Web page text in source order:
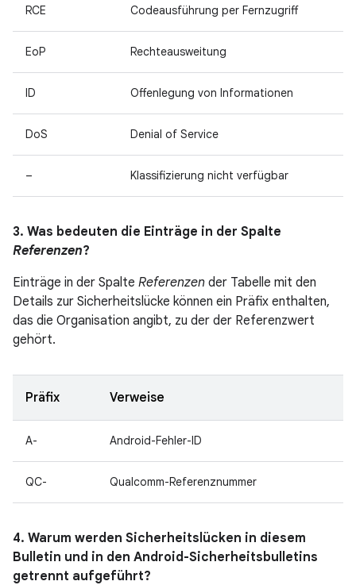
RCE Codeausführung per Fernzugriff
EoP Rechteausweitung
ID Offenlegung von Informationen
DoS Denial of Service
– Klassifizierung nicht verfügbar
3. Was bedeuten die Einträge in der Spalte
Referenzen?
Einträge in der Spalte Referenzen der Tabelle mit den
Details zur Sicherheitslücke können ein Präfix enthalten,
das die Organisation angibt, zu der der Referenzwert
gehört.
Präfix Verweise
A- Android-Fehler-ID
QC- Qualcomm-Referenznummer
4. Warum werden Sicherheitslücken in diesem
Bulletin und in den Android-Sicherheitsbulletins
getrennt aufgeführt?